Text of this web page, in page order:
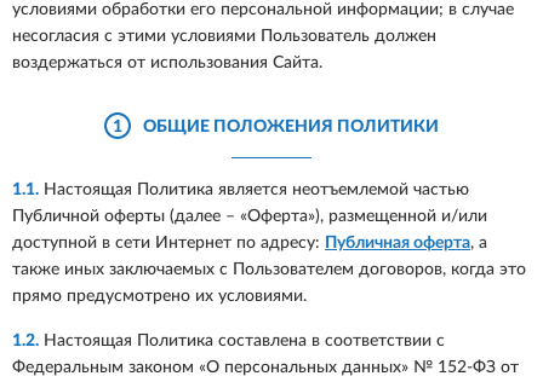
условиями обработки его персональной информации; в случае
несогласия с этими условиями Пользователь должен
воздержаться от использования Сайта.
1 ОБЩИЕ ПОЛОЖЕНИЯ ПОЛИТИКИ
1.1. Настоящая Политика является неотъемлемой частью
Публичной оферты (далее – «Оферта»), размещенной и/или
доступной в сети Интернет по адресу: Публичная оферта, а
также иных заключаемых с Пользователем договоров, когда это
прямо предусмотрено их условиями.
1.2. Настоящая Политика составлена в соответствии с
Федеральным законом «О персональных данных» № 152-ФЗ от